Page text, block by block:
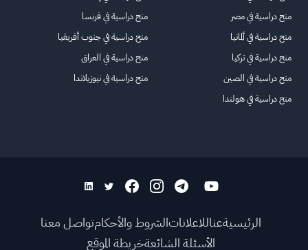
منح دراسية في مصر
منح دراسية في ألمانيا
منح دراسية في تركيا
منح دراسية في الصين
منح دراسية في هولندا
منح دراسية في فرنسا
منح دراسية في جنوب أفريقيا
منح دراسية في العراق
منح دراسية في نيوزيلاندا
الرئيسيةعناللاعلاناتالشروط والأحكامتواصل معنا
الأسئلة الشائعةخريطة الموقع